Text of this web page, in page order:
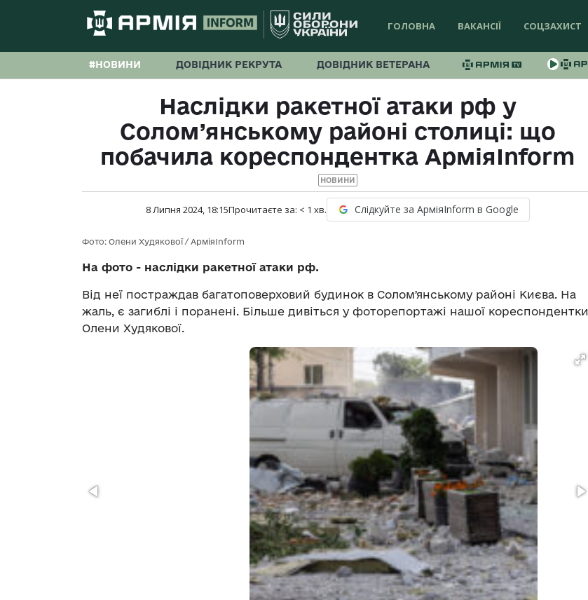
ГОЛОВНА ВАКАНСІЇ СОЦЗАХИСТ
#НОВИНИ ДОВІДНИК РЕКРУТА ДОВІДНИК ВЕТЕРАНА
Наслідки ракетної атаки рф у
Солом’янському районі столиці: що
побачила кореспондентка АрміяInform
НОВИНИ
8 Липня 2024, 18:15Прочитаєте за: < 1 хв. Слідкуйте за АрміяInform в Google
Фото: Олени Худякової / АрміяInform
На фото - наслідки ракетної атаки рф.
Від неї постраждав багатоповерховий будинок в Соломʼянському районі Києва. На
жаль, є загиблі і поранені. Більше дивіться у фоторепортажі нашої кореспондентки
Олени Худякової.